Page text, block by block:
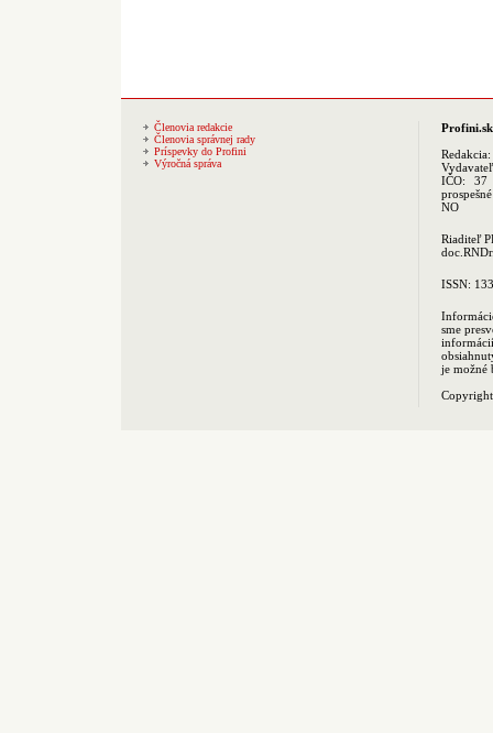
Členovia redakcie
Členovia správnej rady
Príspevky do Profini
Výročná správa
Profini.sk
Redakcia:
IČO: 37
NO
Riaditeľ
ISSN:
sme
je možné